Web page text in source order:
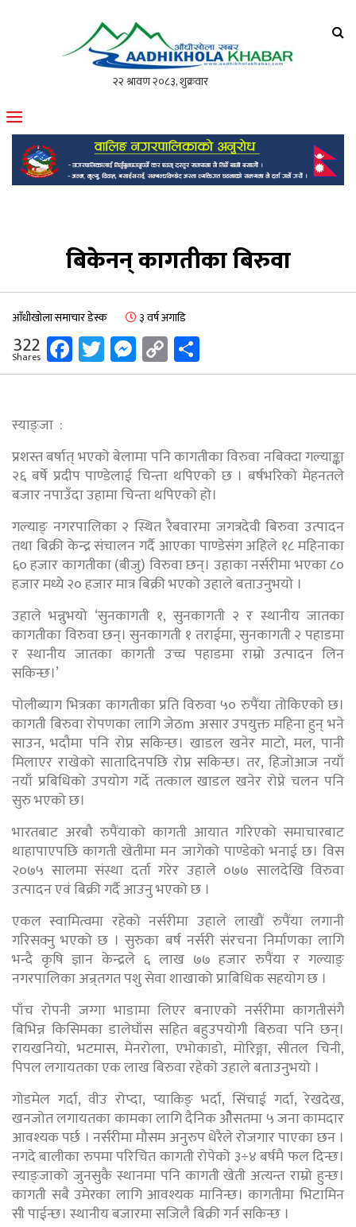
मोफसलकै लोकप्रिय अनलाइन पत्रिका
बिकेनन् कागतीका बिरुवा
आँधीखोला समाचार डेस्क ३ वर्ष अगाडि
322
Shares Facebook
Twitter
Messenger
Copy
Link
स्याङ्जा :
प्रशस्त बर्षात् भएको बेलामा पनि कागतीका विरुवा नबिक्दा गल्याङ्का
२६ बर्षे प्रदीप पाण्डेलाई चिन्ता थपिएको छ । बर्षभरिको मेहनतले
बजार नपाउँदा उहामा चिन्ता थपिएको हो।
गल्याङ् नगरपालिका २ स्थित रैबवारमा जगत्रदेवी बिरुवा उत्पादन
तथा बिक्री केन्द्र संचालन गर्दै आएका पाण्डेसंग अहिले १८ महिनाका
६० हजार कागतीका (बीजु) विरुवा छन्। उहाका नर्सरीमा भएका ८०
हजार मध्ये २० हजार मात्र बिक्री भएको उहाले बताउनुभयो ।
उहाले भन्नुभयो ‘सुनकागती १, सुनकागती २ र स्थानीय जातका
कागतीका विरुवा छन्। सुनकागती १ तराईमा, सुनकागती २ पहाडमा
र स्थानीय जातका कागती उच्च पहाडमा राम्रो उत्पादन लिन
सकिन्छ।’
पोलीब्याग भित्रका कागतीका प्रति विरुवा ५० रुपैंया तोकिएको छ।
कागती बिरुवा रोपणका लागि जेठm असार उपयुक्त महिना हुन् भने
साउन, भदौमा पनि रोप्न सकिन्छ। खाडल खनेर माटो, मल, पानी
मिलाएर राखेको सातादिनपछि रोप्न सकिन्छ। तर, हिजोआज नयाँ
नयाँ प्रबिधिको उपयोग गर्दे तत्काल खाडल खनेर रोप्ने चलन पनि
सुरु भएको छ।
भारतबाट अरबौ रुपैंयाको कागती आयात गरिएको समाचारबाट
थाहापाएपछि कागती खेतीमा मन जागेको पाण्डेको भनाई छ। विस
२०७५ सालमा संस्था दर्ता गरेर उहाले ०७७ सालदेखि विरुवा
उत्पादन एवं बिक्री गर्दै आउनु भएको छ ।
एकल स्वामित्वमा रहेको नर्सरीमा उहाले लाखौं रुपैंया लगानी
गरिसक्नु भएको छ । सुरुका बर्ष नर्सरी संरचना निर्माणका लागि
भन्दै कृषि ज्ञान केन्द्रले ६ लाख ७७ हजार रुपैंया र गल्याङ्
नगरपालिका अन्र्तगत पशु सेवा शाखाको प्राबिधिक सहयोग छ ।
पाँच रोपनी जग्गा भाडामा लिएर बनाएको नर्सरीमा कागतीसंगै
बिभिन्न किसिमका डालेघाँस सहित बहुउपयोगी बिरुवा पनि छन्।
रायखनियो, भटमास, मेनरोला, एभोकाडो, मोरिङ्गा, सीतल चिनी,
पिपल लगायतका एक लाख बिरुवा रहेको उहाले बताउनुभयो ।
गोडमेल गर्दा, वीउ रोप्दा, प्याकिङ् भर्दा, सिंचाई गर्दा, रेखदेख,
खनजोत लगायतका कामका लागि दैनिक ओैसतमा ५ जना कामदार
आवश्यक पर्छ । नर्सरीमा मौसम अनुरुप धेरैले रोजगार पाएका छन ।
नगदे बालीका रुपमा परिचित कागती रोपेको ३÷४ बर्षमै फल दिन्छ।
स्याङ्जाको जुनसुकै स्थानमा पनि कागती खेती अत्यन्त राम्रो हुन्छ।
कागती सबै उमेरका लागि आवश्यक मानिन्छ। कागतीमा भिटामिन
सी पाईन्छ। स्थानीय बजारमा सजिलै बिक्री गर्न सकिन्छ ।